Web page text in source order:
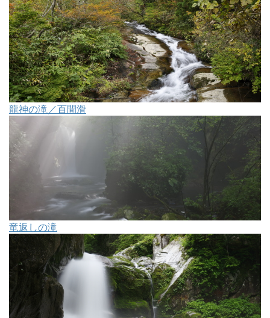
龍神の滝／百間滑
竜返しの滝